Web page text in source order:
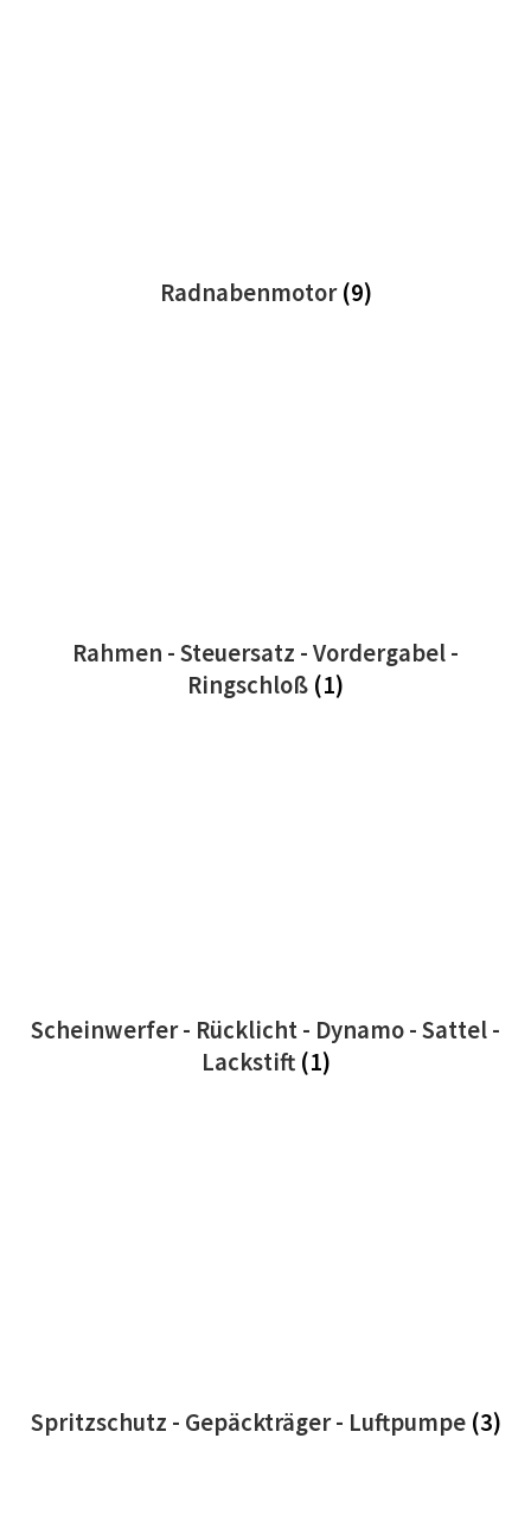
Radnabenmotor(9)
Rahmen - Steuersatz - Vordergabel -
Ringschloß (1)
Scheinwerfer - Rücklicht - Dynamo - Sattel -
Lackstift (1)
Spritzschutz - Gepäckträger - Luftpumpe (3)